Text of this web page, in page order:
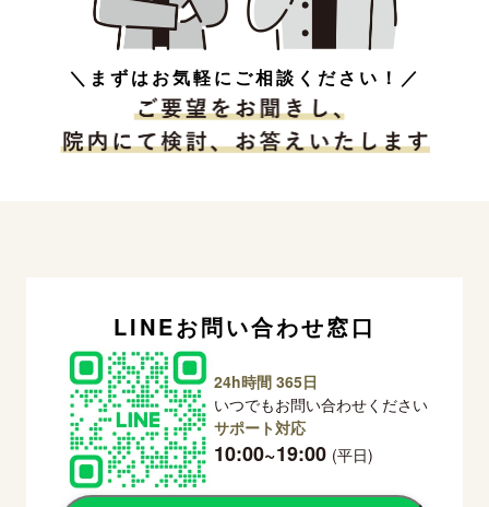
＼まずはお気軽にご相談ください！／
LINEお問い合わせ窓口
24h時間 365日
いつでもお問い合わせください
サポート対応
10:00~19:00 (平日)